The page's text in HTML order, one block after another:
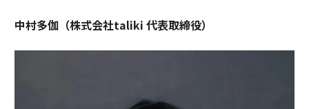
中村多伽（株式会社taliki 代表取締役）